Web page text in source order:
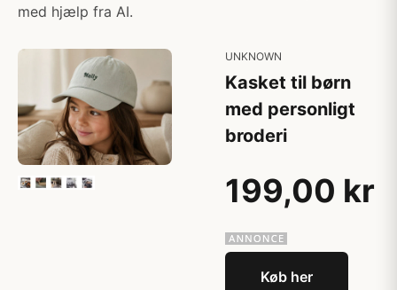
med hjælp fra AI.
UNKNOWN
Kasket til børn
med personligt
broderi
199,00 kr
Køb her